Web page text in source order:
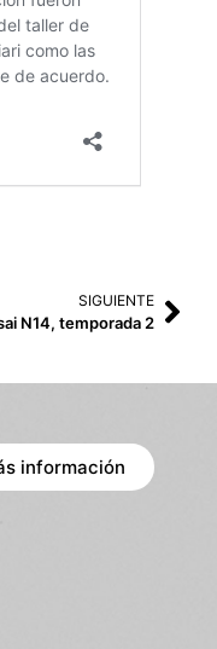
SIGUIENTE
N14, temporada 2
información